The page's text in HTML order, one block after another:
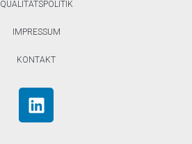
QUALITÄTSPOLITIK
IMPRESSUM
KONTAKT